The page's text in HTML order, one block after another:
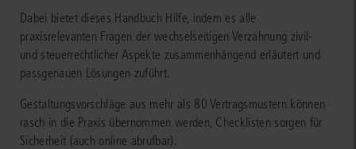
Dabei bietet dieses Handbuch Hilfe, indem es alle
praxisrelevanten Fragen der wechselseitigen Verzahnung zivil-
und steuerrechtlicher Aspekte zusammenhängend erläutert und
passgenauen Lösungen zuführt.
Gestaltungsvorschläge aus mehr als 80 Vertragsmustern können
rasch in die Praxis übernommen werden, Checklisten sorgen für
Sicherheit (auch online abrufbar).